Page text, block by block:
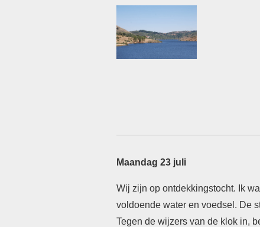
Maandag 23 juli
Wij zijn op ontdekkingstocht. Ik
voldoende water en voedsel. De
Tegen de wijzers van de klok in,